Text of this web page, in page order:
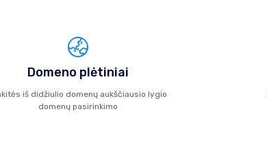
Domeno plėtiniai
iš didžiulio domenų aukščiausio lygio
domenų pasirinkimo